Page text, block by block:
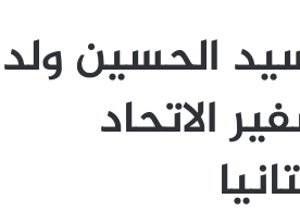
الحسين ولد
الاتحاد